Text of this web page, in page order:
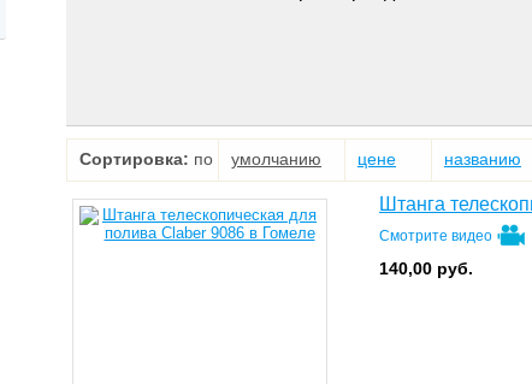
Сортировка: по умолчанию цене названию
Штанга
Смотрите видео
140,00 руб.